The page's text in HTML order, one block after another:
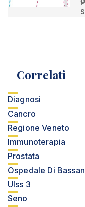
Correlati
Diagnosi
Cancro
Regione Veneto
Immunoterapia
Prostata
Ospedale Di
Ulss 3
Seno